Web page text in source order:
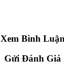
Xem Bình Luận
Gửi Đánh Giá